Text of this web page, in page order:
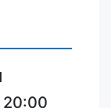
20:00